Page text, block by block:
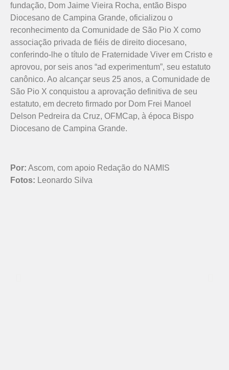
fundação, Dom Jaime Vieira Rocha, então Bispo
Diocesano de Campina Grande, oficializou o
reconhecimento da Comunidade de São Pio X como
associação privada de fiéis de direito diocesano,
conferindo-lhe o título de Fraternidade Viver em Cristo e
aprovou, por seis anos “ad experimentum”, seu estatuto
canônico. Ao alcançar seus 25 anos, a Comunidade de
São Pio X conquistou a aprovação definitiva de seu
estatuto, em decreto firmado por Dom Frei Manoel
Delson Pedreira da Cruz, OFMCap, à época Bispo
Diocesano de Campina Grande.
Por: Ascom, com apoio Redação do NAMIS
Fotos: Leonardo Silva